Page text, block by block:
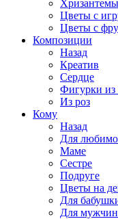
Хризантемы
Цветы с
Цветы с
Композиции
Назад
Креатив
Сердце
Фигурки из
Из роз
Кому
Назад
Для
Маме
Сестре
Подруге
Цветы на
Для
Для